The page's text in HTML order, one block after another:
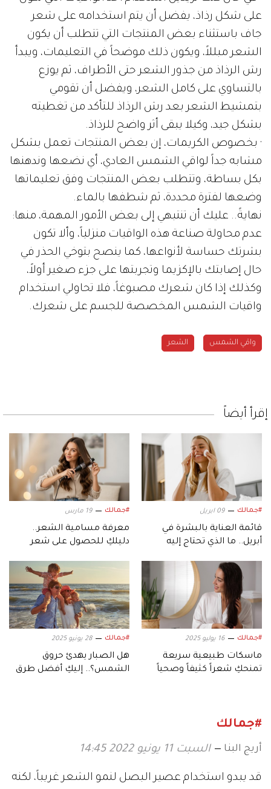
على شكل رذاذ، يفضل أن يتم استخدامه على شعر
جاف باستثناء بعض المنتجات التي تتطلب أن يكون
الشعر مبللاً، ويكون ذلك موضحاً في التعليمات، ويبدأ
رش الرذاذ من جذور الشعر حتى الأطراف، ثم يوزع
بالتساوي على كامل الشعر، ويفضل أن تقومي
بتمشيط الشعر بعد رش الرذاذ للتأكد من تغطيته
بشكل جيد، وكيلا يبقى أثر واضح للرذاذ.
· بخصوص الكريمات، إن بعض المنتجات تعمل بشكل
مشابه جداً لواقي الشمس العادي، أي نضعها وندهنها
بكل بساطة، وتتطلب بعض المنتجات وفق تعليماتها
وضعها لفترة محددة، ثم شطفها بالماء.
نهايةً.. عليك أن تنتبهي إلى بعض الأمور المهمة، منها:
عدم محاولة صناعة هذه الواقيات منزلياً، وألا تكون
بشرتك حساسة لأنواعها، كما ينصح بتوخي الحذر في
حال إصابتك بالإكزيما وتجربتها على جزء صغير أولاً،
وكذلك إذا كان شعرك مصبوغاً، فلا تحاولي استخدام
واقيات الشمس المخصصة للجسم على شعرك.
واقي الشمس الشعر
إقرأ أيضاً
#جمالك 09 ابريل
قائمة العناية بالبشرة في
أبريل.. ما الذي تحتاج إليه
#جمالك 19 مارس
معرفة مسامية الشعر..
دليلكِ للحصول على شعر
#جمالك 16 يوليو 2025
ماسكات طبيعية سريعة
تمنحكِ شعراً كثيفاً وصحياً
#جمالك 28 يونيو 2025
هل الصبار يهدئ حروق
الشمس؟.. إليكِ أفضل طرق
#جمالك
أريج البنا السبت 11 يونيو 2022 14:45
قد يبدو استخدام عصير البصل لنمو الشعر غريباً، لكنه